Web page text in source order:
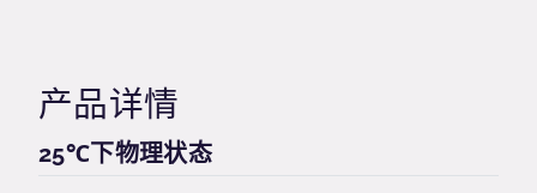
产品详情
25℃下物理状态